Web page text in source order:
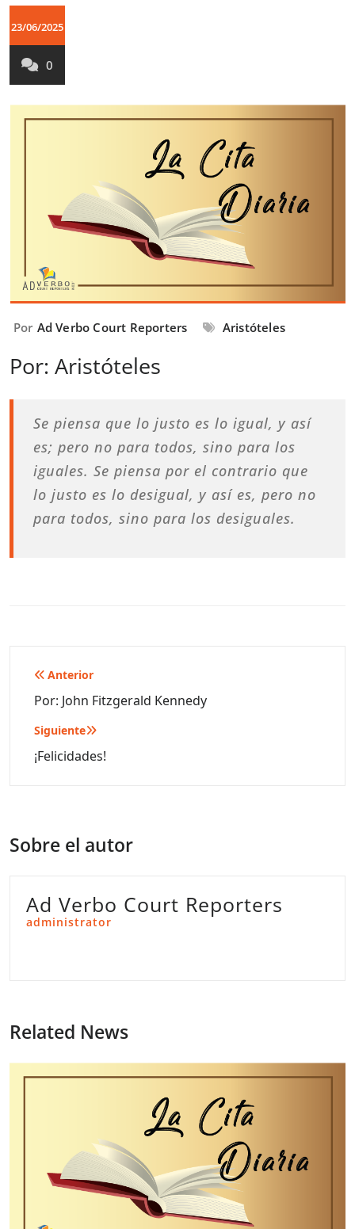
23/06/2025
0
Por Ad Verbo Court Reporters Aristóteles
Por: Aristóteles
Se piensa que lo justo es lo igual, y así
es; pero no para todos, sino para los
iguales. Se piensa por el contrario que
lo justo es lo desigual, y así es, pero no
para todos, sino para los desiguales.
Navegación
de
entradas
Anterior
Por: John Fitzgerald Kennedy
Siguiente
¡Felicidades!
Sobre el autor
Ad Verbo Court Reporters
administrator
Related News